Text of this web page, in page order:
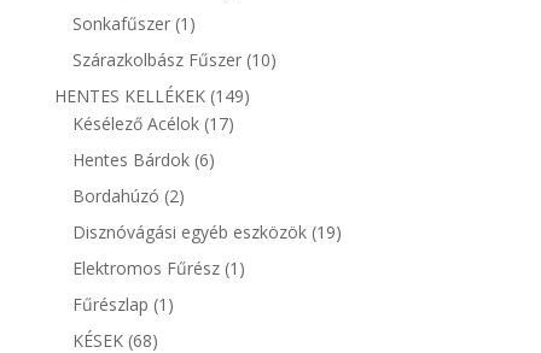
Sonkafűszer 1 1
termék
Szárazkolbász Fűszer 1010
HENTES KELLÉKEK 149149
Késélező Acélok 1717
Hentes Bárdok 66
Bordahúzó 22
termék
Disznóvágási egyéb eszközök 1919
Elektromos Fűrész 1 1
Fűrészlap 1 1
KÉSEK 6868